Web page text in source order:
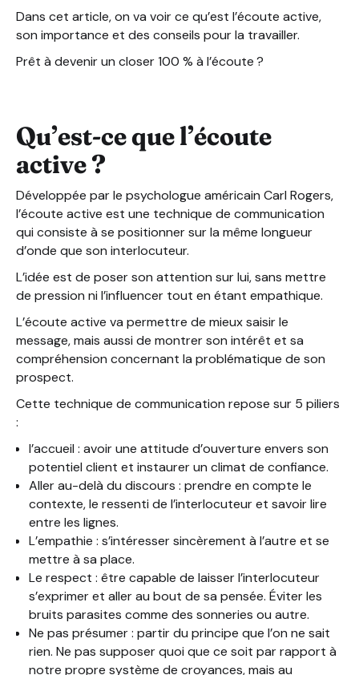
Dans cet article, on va voir ce qu’est l’écoute active,
son importance et des conseils pour la travailler.
Prêt à devenir un closer 100 % à l’écoute ?
Qu’est-ce que l’écoute
active ?
Développée par le psychologue américain Carl Rogers,
l’écoute active est une technique de communication
qui consiste à se positionner sur la même longueur
d’onde que son interlocuteur.
L’idée est de poser son attention sur lui, sans mettre
de pression ni l’influencer tout en étant empathique.
L’écoute active va permettre de mieux saisir le
message, mais aussi de montrer son intérêt et sa
compréhension concernant la problématique de son
prospect.
Cette technique de communication repose sur 5 piliers
:
l’accueil : avoir une attitude d’ouverture envers son
potentiel client et instaurer un climat de confiance.
Aller au-delà du discours : prendre en compte le
contexte, le ressenti de l’interlocuteur et savoir lire
entre les lignes.
L’empathie : s’intéresser sincèrement à l’autre et se
mettre à sa place.
Le respect : être capable de laisser l’interlocuteur
s’exprimer et aller au bout de sa pensée. Éviter les
bruits parasites comme des sonneries ou autre.
Ne pas présumer : partir du principe que l’on ne sait
rien. Ne pas supposer quoi que ce soit par rapport à
notre propre système de croyances, mais au